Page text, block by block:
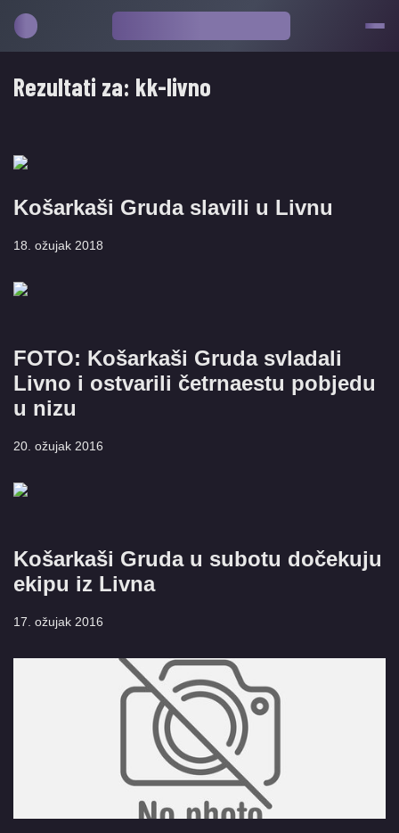
Rezultati za: kk-livno
Košarkaši Gruda slavili u Livnu
18. ožujak 2018
FOTO: Košarkaši Gruda svladali
Livno i ostvarili četrnaestu pobjedu
u nizu
20. ožujak 2016
Košarkaši Gruda u subotu dočekuju
ekipu iz Livna
17. ožujak 2016